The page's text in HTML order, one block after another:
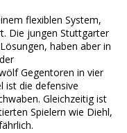
flexiblen System,
Die jungen Stuttgarter
haben aber in
Gegentoren in vier
ist die defensive
Gleichzeitig ist
Spielern wie Diehl,